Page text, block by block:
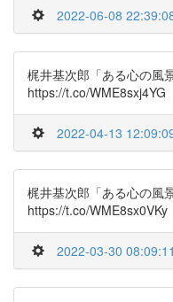
2022-06-08
梶井基次郎「ある心の風
https://t.co/WME8sxj4YG
2022-04-13
梶井基次郎「ある心の風
https://t.co/WME8sx0VKy
2022-03-30 08:09:11